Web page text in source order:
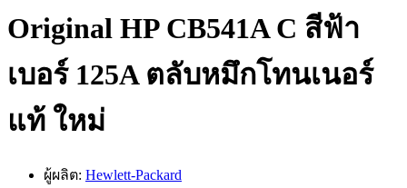
Original HP CB541A C สีฟ้า
เบอร์ 125A ตลับหมึกโทนเนอร์
แท้ ใหม่
ผู้ผลิต: Hewlett-Packard